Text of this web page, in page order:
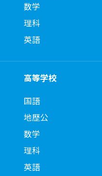
数学
理科
英語
高等学校
国語
地歴公
数学
理科
英語